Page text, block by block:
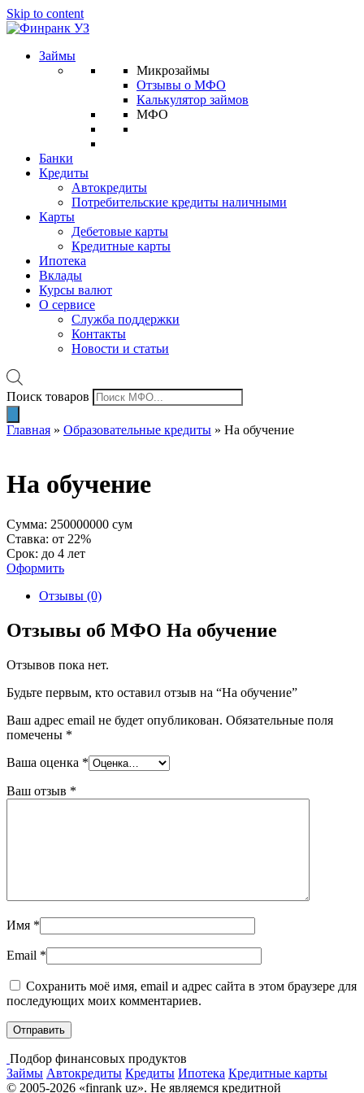
Skip to content
Займы
Микрозаймы
Отзывы о МФО
Калькулятор займов
МФО
Банки
Кредиты
Автокредиты
Потребительские кредиты наличными
Карты
Дебетовые карты
Кредитные карты
Ипотека
Вклады
Курсы валют
О сервисе
Служба поддержки
Контакты
Новости и статьи
Поиск товаров
Главная » Образовательные кредиты » На обучение
На обучение
Сумма: 250000000 сум
Ставка: от 22%
Срок: до 4 лет
Оформить
Отзывы (0)
Отзывы об МФО На обучение
Отзывов пока нет.
Будьте первым, кто оставил отзыв на “На обучение”
Ваш адрес email не будет опубликован. Обязательные поля
помечены *
Ваша оценка *
Ваш отзыв *
Имя *
Email *
Сохранить моё имя, email и адрес сайта в этом браузере для
последующих моих комментариев.
Подбор финансовых продуктов
Займы Автокредиты Кредиты Ипотека Кредитные карты
© 2005-2026 «finrank uz». Не являемся кредитной